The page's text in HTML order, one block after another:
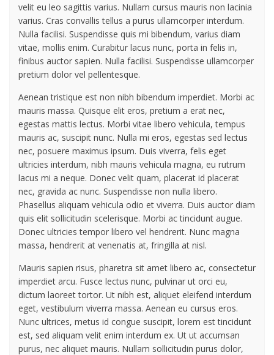
velit eu leo sagittis varius. Nullam cursus mauris non lacinia
varius. Cras convallis tellus a purus ullamcorper interdum.
Nulla facilisi. Suspendisse quis mi bibendum, varius diam
vitae, mollis enim. Curabitur lacus nunc, porta in felis in,
finibus auctor sapien. Nulla facilisi. Suspendisse ullamcorper
pretium dolor vel pellentesque.
Aenean tristique est non nibh bibendum imperdiet. Morbi ac
mauris massa. Quisque elit eros, pretium a erat nec,
egestas mattis lectus. Morbi vitae libero vehicula, tempus
mauris ac, suscipit nunc. Nulla mi eros, egestas sed lectus
nec, posuere maximus ipsum. Duis viverra, felis eget
ultricies interdum, nibh mauris vehicula magna, eu rutrum
lacus mi a neque. Donec velit quam, placerat id placerat
nec, gravida ac nunc. Suspendisse non nulla libero.
Phasellus aliquam vehicula odio et viverra. Duis auctor diam
quis elit sollicitudin scelerisque. Morbi ac tincidunt augue.
Donec ultricies tempor libero vel hendrerit. Nunc magna
massa, hendrerit at venenatis at, fringilla at nisl.
Mauris sapien risus, pharetra sit amet libero ac, consectetur
imperdiet arcu. Fusce lectus nunc, pulvinar ut orci eu,
dictum laoreet tortor. Ut nibh est, aliquet eleifend interdum
eget, vestibulum viverra massa. Aenean eu cursus eros.
Nunc ultrices, metus id congue suscipit, lorem est tincidunt
est, sed aliquam velit enim interdum ex. Ut ut accumsan
purus, nec aliquet mauris. Nullam sollicitudin purus dolor,